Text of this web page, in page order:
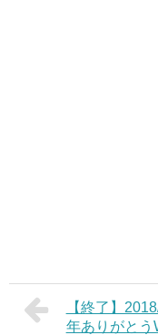
【終了】
年ありがとう